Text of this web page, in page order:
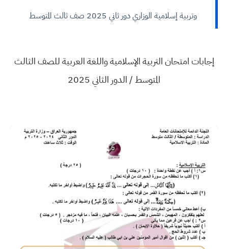
وتربية إسلامية الوزاري دور ثاني 2025 صف ثالث المتوسط
إجابات امتحان التربية الإسلامية واللغة العربية للصف الثالث
المتوسط / الدور الثاني 2025